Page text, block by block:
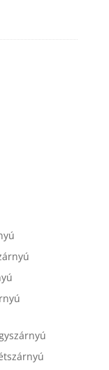
as
and
our
the
of